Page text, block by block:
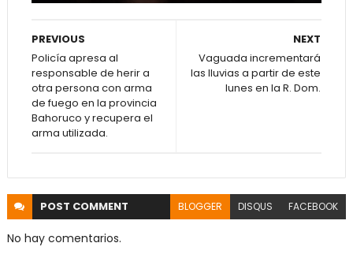
NEXT
Vaguada incrementará
las lluvias a partir de este
lunes en la R. Dom.
PREVIOUS
Policía apresa al
responsable de herir a
otra persona con arma
de fuego en la provincia
Bahoruco y recupera el
arma utilizada.
POST COMMENT BLOGGER DISQUS FACEBOOK
No hay comentarios.